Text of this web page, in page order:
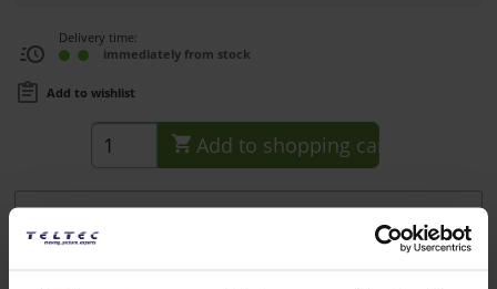
Delivery time:
immediately from stock
Add to wishlist
Add to shopping cart
Styroporgabel mit 16 mm Zapfen